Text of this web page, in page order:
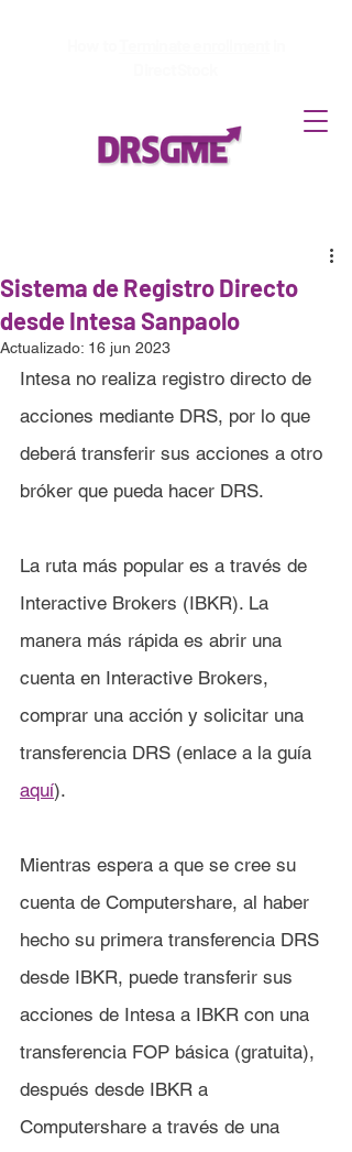
Sistema de Registro Directo
desde Intesa Sanpaolo
Actualizado: 16 jun 2023
Intesa no realiza registro directo de
acciones mediante DRS, por lo que
deberá transferir sus acciones a otro
bróker que pueda hacer DRS.
La ruta más popular es a través de
Interactive Brokers (IBKR). La
manera más rápida es abrir una
cuenta en Interactive Brokers,
comprar una acción y solicitar una
transferencia DRS (enlace a la guía
aquí).
Mientras espera a que se cree su
cuenta de Computershare, al haber
hecho su primera transferencia DRS
desde IBKR, puede transferir sus
acciones de Intesa a IBKR con una
transferencia FOP básica (gratuita),
después desde IBKR a
Computershare a través de una